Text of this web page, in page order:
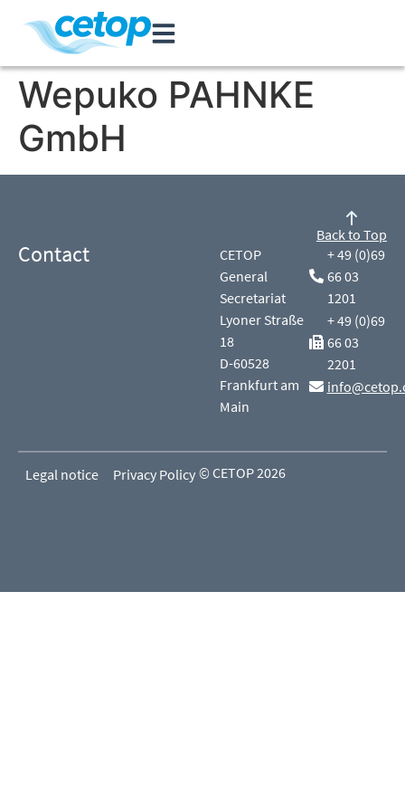
Wepuko PAHNKE
GmbH
Contact
CETOP
General
Secretariat
Lyoner Straße
18
D-60528
Frankfurt am
Main
+ 49 (0)69
66 03
1201
+ 49 (0)69
66 03
2201
Back to Top
Legal notice Privacy Policy © CETOP 2026